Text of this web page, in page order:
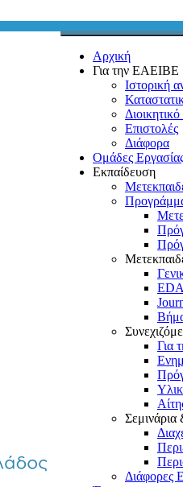
Αρχική
Για την ΕΑΕΙΒΕ
Ιστορική
Επιστολές
Διάφορα
Ομάδες
Εκπαίδευση
Για
Διάφορες